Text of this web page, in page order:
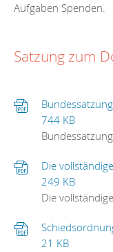
Aufgaben Spenden.
Satzung zum
744 KB
Die
249 KB
Die
21 KB